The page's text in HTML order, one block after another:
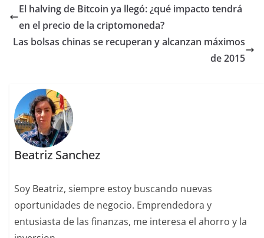
El halving de Bitcoin ya llegó: ¿qué impacto tendrá
en el precio de la criptomoneda?
Las bolsas chinas se recuperan y alcanzan máximos
de 2015
Beatriz Sanchez
Soy Beatriz, siempre estoy buscando nuevas
oportunidades de negocio. Emprendedora y
entusiasta de las finanzas, me interesa el ahorro y la